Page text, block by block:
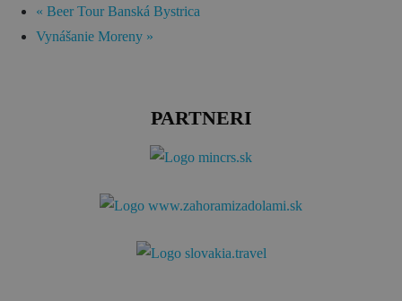
« Beer Tour Banská Bystrica
Vynášanie Moreny »
PARTNERI